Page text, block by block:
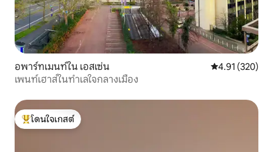
อพาร์ทเมนท์ใน เอสเซ่น คะแนนเฉลี่ย
4.91 (320)
เพนท์เฮาส์ในทำเลใจกลางเมือง
โดนใจเกสต์ที่สุด
โดนใจเกสต์